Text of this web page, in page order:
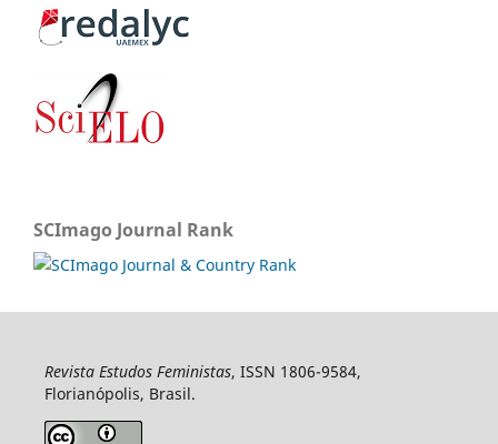
SCImago Journal Rank
Revista Estudos Feministas, ISSN 1806-9584,
Florianópolis, Brasil.